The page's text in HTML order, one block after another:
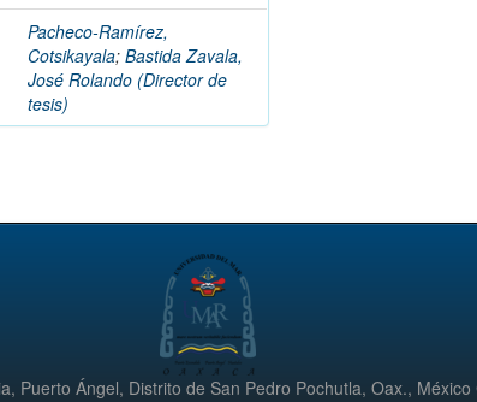
Pacheco-Ramírez,
Cotsikayala;Bastida Zavala,
José Rolando (Director de
tesis)
Puerto Ángel, Distrito de San Pedro Pochutla, Oax., México